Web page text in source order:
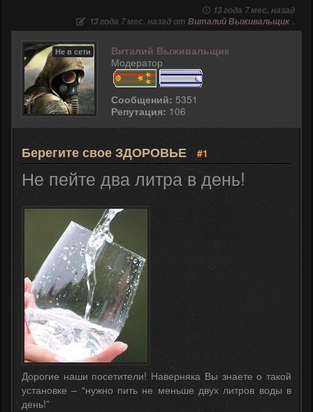
13 года 7 мес. назад
13 года 7 мес. назад от Виталий Выживальщик .
Не в сети
Виталий Выживальщик
Модератор
Сообщений: 5351
Репутация: 106
Берегите свое ЗДОРОВЬЕ #1
Не пейте два литра в день!
Дорогие наши посетители! Наверняка Вы знаете о такой
установке – “нужно пить не меньше двух литров воды в
день!”